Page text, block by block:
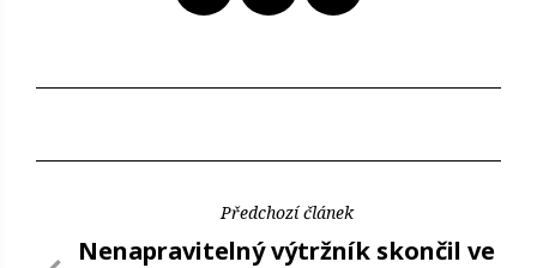
Předchozí článek
Nenapravitelný výtržník skončil ve